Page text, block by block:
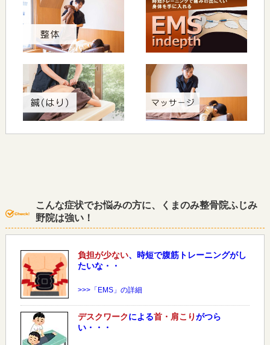
こんな症状でお悩みの方に、くまのみ整骨院ふじみ
野院は強い！
負担が少ない、時短で腹筋トレーニングがし
たいな・・
>>>「EMS」の詳細
デスクワークによる首・肩こりがつら
い・・・